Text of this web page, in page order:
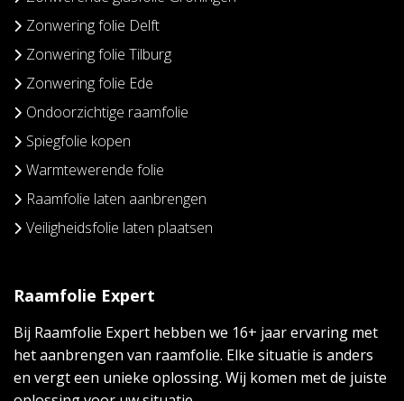
Zonwering folie Delft
Zonwering folie Tilburg
Zonwering folie Ede
Ondoorzichtige raamfolie
Spiegfolie kopen
Warmtewerende folie
Raamfolie laten aanbrengen
Veiligheidsfolie laten plaatsen
Raamfolie Expert
Bij Raamfolie Expert hebben we 16+ jaar ervaring met
het aanbrengen van raamfolie. Elke situatie is anders
en vergt een unieke oplossing. Wij komen met de juiste